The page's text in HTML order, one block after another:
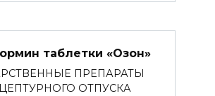
таблетки «Озон»
ПРЕПАРАТЫ
ОТПУСКА